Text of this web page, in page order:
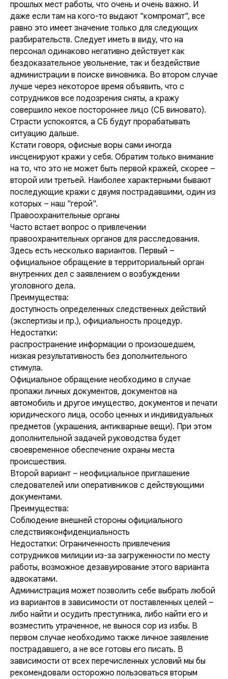
прошлых мест работы, что очень и очень важно. И
даже если там на кого-то выдают "компромат", все
равно это имеет значение только для следующих
разбирательств. Следует иметь в виду, что на
персонал одинаково негативно действует как
бездоказательное увольнение, так и бездействие
администрации в поиске виновника. Во втором случае
лучше через некоторое время объявить, что с
сотрудников все подозрения сняты, а кражу
совершило некое постороннее лицо (СБ виновато).
Страсти успокоятся, а СБ будут прорабатывать
ситуацию дальше.
Кстати говоря, офисные воры сами иногда
инсценируют кражи у себя. Обратим только внимание
на то, что это не может быть первой кражей, скорее –
второй или третьей. Наиболее характерными бывают
последующие кражи с двумя пострадавшими, один из
которых – наш "герой".
Правоохранительные органы
Часто встает вопрос о привлечении
правоохранительных органов для расследования.
Здесь есть несколько вариантов. Первый –
официальное обращение в территориальный орган
внутренних дел с заявлением о возбуждении
уголовного дела.
Преимущества:
доступность определенных следственных действий
(экспертизы и пр.), официальность процедур.
Недостатки:
распространение информации о произошедшем,
низкая результативность без дополнительного
стимула.
Официальное обращение необходимо в случае
пропажи личных документов, документов на
автомобиль и другое имущество, документов и печати
юридического лица, особо ценных и индивидуальных
предметов (украшения, антикварные вещи). При этом
дополнительной задачей руководства будет
своевременное обеспечение охраны места
происшествия.
Второй вариант – неофициальное приглашение
следователей или оперативников с действующими
документами.
Преимущества:
Соблюдение внешней стороны официального
следствияконфиденциальность
Недостатки: Ограниченность привлечения
сотрудников милиции из-за загруженности по месту
работы, возможное дезавуирование этого варианта
адвокатами.
Администрация может позволить себе выбрать любой
из вариантов в зависимости от поставленных целей –
либо найти и осудить преступника, либо найти его и
возместить утраченное, не вынося сор из избы. В
первом случае необходимо также личное заявление
пострадавшего, а не все готовы его писать. В
зависимости от всех перечисленных условий мы бы
рекомендовали осторожно пользоваться вторым